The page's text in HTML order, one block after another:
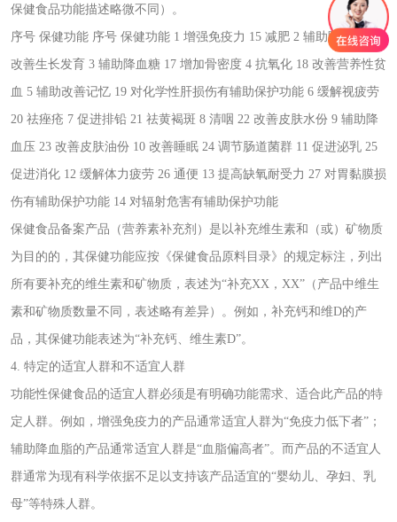
保健食品功能描述略微不同）。
序号 保健功能 序号 保健功能 1 增强免疫力 15 减肥 2 辅助降血脂 16
改善生长发育 3 辅助降血糖 17 增加骨密度 4 抗氧化 18 改善营养性贫
血 5 辅助改善记忆 19 对化学性肝损伤有辅助保护功能 6 缓解视疲劳
20 祛痤疮 7 促进排铅 21 祛黄褐斑 8 清咽 22 改善皮肤水份 9 辅助降
血压 23 改善皮肤油份 10 改善睡眠 24 调节肠道菌群 11 促进泌乳 25
促进消化 12 缓解体力疲劳 26 通便 13 提高缺氧耐受力 27 对胃黏膜损
伤有辅助保护功能 14 对辐射危害有辅助保护功能
保健食品备案产品（营养素补充剂）是以补充维生素和（或）矿物质
为目的的，其保健功能应按《保健食品原料目录》的规定标注，列出
所有要补充的维生素和矿物质，表述为“补充XX，XX”（产品中维生
素和矿物质数量不同，表述略有差异）。例如，补充钙和维D的产
品，其保健功能表述为“补充钙、维生素D”。
4. 特定的适宜人群和不适宜人群
功能性保健食品的适宜人群必须是有明确功能需求、适合此产品的特
定人群。例如，增强免疫力的产品通常适宜人群为“免疫力低下者”；
辅助降血脂的产品通常适宜人群是“血脂偏高者”。而产品的不适宜人
群通常为现有科学依据不足以支持该产品适宜的“婴幼儿、孕妇、乳
母”等特殊人群。